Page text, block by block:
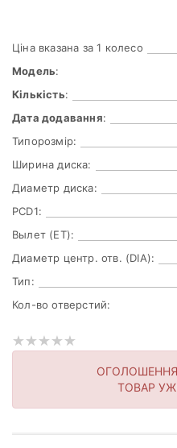
Ціна вказана за 1 колесо
Модель:
Кількість:
Дата додавання:
Типорозмір:
Ширина диска:
Диаметр диска:
PCD1:
Вылет (ET):
Диаметр центр. отв. (DIA):
Тип:
Кол-во отверстий:
ОГОЛОШЕННЯ
ТОВАР